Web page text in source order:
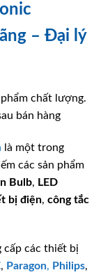
– Đại lý
chất lượng.
bán hàng
là một trong
các sản phẩm
Bulb, LED
bị điện, công tắc
cấp các thiết bị
, Paragon, Philips,